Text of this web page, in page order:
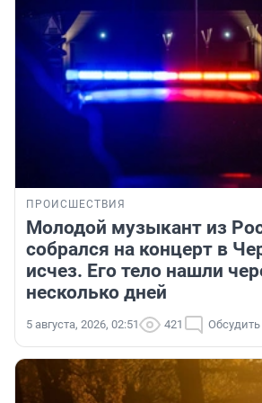
ПРОИСШЕСТВИЯ
Молодой музыкант из
собрался на концерт в
исчез. Его тело нашли
несколько дней
5 августа, 2026, 02:51 421 Обсудить